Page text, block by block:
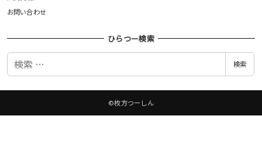
お問い合わせ
ひらつー検索
検
検索
©枚方つーしん